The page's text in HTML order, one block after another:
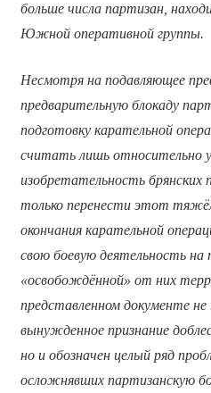
больше числа партизан,
Южной оперативной группы.
Несмотря на подавляющее
предварительную блокаду
подготовку карательной
считать лишь относительно
изобретательность брянских
только перенести этот
окончания карательной
свою боевую деятельность на
«освобождённой» от них
представленном документе
вынужденное признание
но и обозначен целый ряд
осложнявших партизанскую